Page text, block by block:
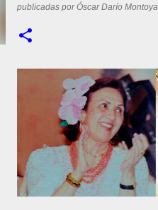
publicadas porÓscar Darío Montoya